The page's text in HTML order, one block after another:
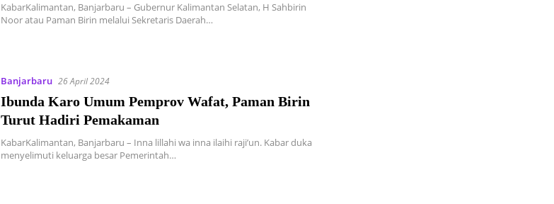
KabarKalimantan, Banjarbaru – Gubernur Kalimantan Selatan, H Sahbirin
Noor atau Paman Birin melalui Sekretaris Daerah…
Banjarbaru 26 April 2024
Ibunda Karo Umum Pemprov Wafat, Paman Birin
Turut Hadiri Pemakaman
KabarKalimantan, Banjarbaru – Inna lillahi wa inna ilaihi raji’un. Kabar duka
menyelimuti keluarga besar Pemerintah…